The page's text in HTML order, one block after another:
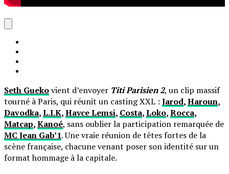
Seth Guekovient d’envoyer Titi Parisien 2, un clip massif
tourné à Paris, qui réunit un casting XXL : Jarod,Haroun,
Davodka,L.I.K,Hayce Lemsi, Costa,Loko,Rocca,
Matcap,Kanoé, sans oublier la participation remarquée de
MC Jean Gab’1. Une vraie réunion de têtes fortes de la
scène française, chacune venant poser son identité sur un
format hommage à la capitale.